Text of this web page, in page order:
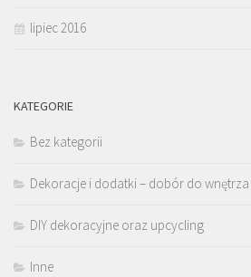
lipiec 2016
KATEGORIE
Bez kategorii
Dekoracje i dodatki – dobór do wnętrza
DIY dekoracyjne oraz upcycling
Inne